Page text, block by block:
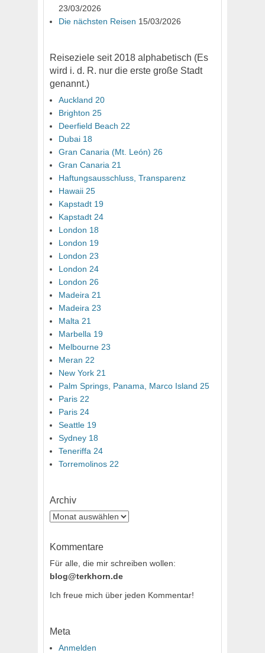
23/03/2026
Die nächsten Reisen 15/03/2026
Reiseziele seit 2018 alphabetisch (Es
wird i. d. R. nur die erste große Stadt
genannt.)
Auckland 20
Brighton 25
Deerfield Beach 22
Dubai 18
Gran Canaria (Mt. León) 26
Gran Canaria 21
Haftungsausschluss, Transparenz
Hawaii 25
Kapstadt 19
Kapstadt 24
London 18
London 19
London 23
London 24
London 26
Madeira 21
Madeira 23
Malta 21
Marbella 19
Melbourne 23
Meran 22
New York 21
Palm Springs, Panama, Marco Island 25
Paris 22
Paris 24
Seattle 19
Sydney 18
Teneriffa 24
Torremolinos 22
Archiv
Archiv
Kommentare
Für alle, die mir schreiben wollen:
blog@terkhorn.de
Ich freue mich über jeden Kommentar!
Meta
Anmelden